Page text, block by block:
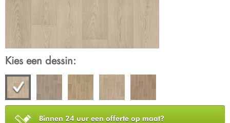
Kies een dessin:
Binnen 24 uur een offerte op maat?